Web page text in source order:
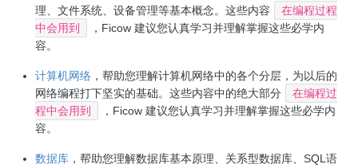
理、文件系统、设备管理等基本概念。这些内容
在编程过程
中会用到
，Ficow 建议您认真学习并理解掌握这些必学内
容。
计算机网络 ，帮助您理解计算机网络中的各个分层，为以后的
网络编程打下坚实的基础。这些内容中的绝大部分
在编程过
程中会用到
，Ficow 建议您认真学习并理解掌握这些必学内
容。
数据库 ，帮助您理解数据库基本原理、关系型数据库、SQL语